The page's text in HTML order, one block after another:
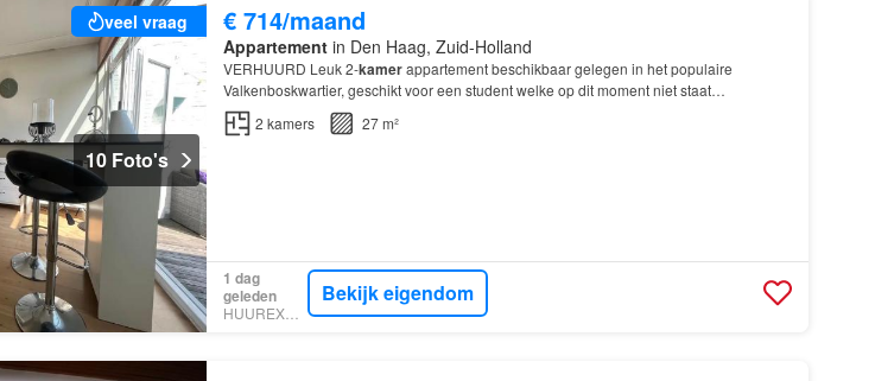
veel vraag
10 Foto's
€ 714/maand
Appartementin Den Haag, Zuid-Holland
VERHUURD Leuk 2-kamerappartement beschikbaar gelegen in het populaire
Valkenboskwartier, geschikt voor een student welke op dit moment niet staat
ingeschreven in Den Haag
2 kamers 27 m²
1 dag
geleden
HUUREXPERT
Bekijk eigendom